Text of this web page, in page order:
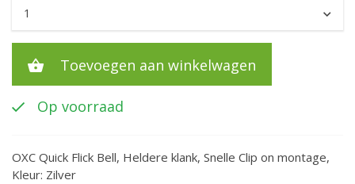
Toevoegen aan winkelwagen
Op voorraad
OXC Quick Flick Bell, Heldere klank, Snelle Clip on montage,
Kleur: Zilver